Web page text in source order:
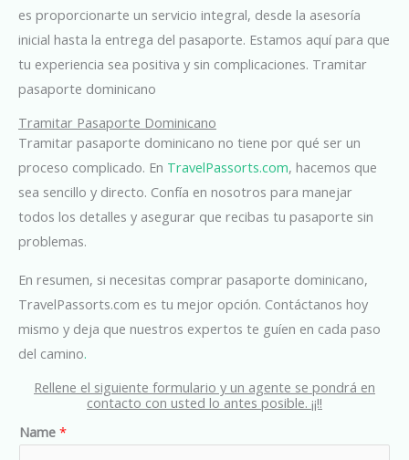
es proporcionarte un servicio integral, desde la asesoría
inicial hasta la entrega del pasaporte. Estamos aquí para que
tu experiencia sea positiva y sin complicaciones. Tramitar
pasaporte dominicano
Tramitar Pasaporte Dominicano
Tramitar pasaporte dominicano no tiene por qué ser un
proceso complicado. En TravelPassorts.com, hacemos que
sea sencillo y directo. Confía en nosotros para manejar
todos los detalles y asegurar que recibas tu pasaporte sin
problemas.
En resumen, si necesitas comprar pasaporte dominicano,
TravelPassorts.com es tu mejor opción. Contáctanos hoy
mismo y deja que nuestros expertos te guíen en cada paso
del camino.
Rellene el siguiente formulario y un agente se pondrá en
contacto con usted lo antes posible. ¡¡!!
Name *